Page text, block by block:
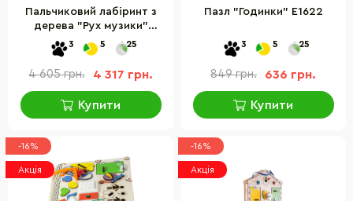
Пальчиковий лабіринт з
дерева "Рух музики"
E6012
3 5 25
4 605 грн. 4 317 грн.
Купити
Пазл "Годинки" E1622
3 5 25
849 грн. 636 грн.
Купити
-16%
Акція
-16%
Акція